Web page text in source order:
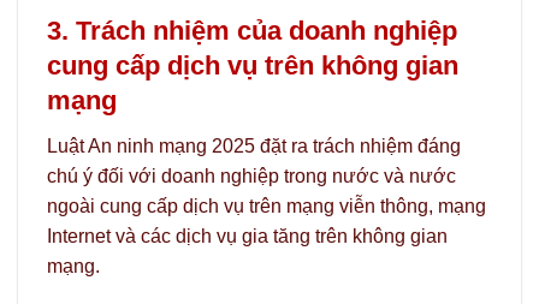
3. Trách nhiệm của doanh nghiệp
cung cấp dịch vụ trên không gian
mạng
Luật An ninh mạng 2025 đặt ra trách nhiệm đáng
chú ý đối với doanh nghiệp trong nước và nước
ngoài cung cấp dịch vụ trên mạng viễn thông, mạng
Internet và các dịch vụ gia tăng trên không gian
mạng.